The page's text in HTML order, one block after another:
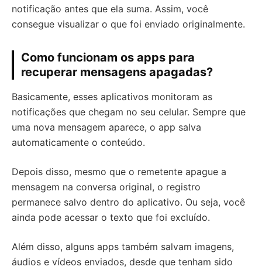
notificação antes que ela suma. Assim, você
consegue visualizar o que foi enviado originalmente.
Como funcionam os apps para
recuperar mensagens apagadas?
Basicamente, esses aplicativos monitoram as
notificações que chegam no seu celular. Sempre que
uma nova mensagem aparece, o app salva
automaticamente o conteúdo.
Depois disso, mesmo que o remetente apague a
mensagem na conversa original, o registro
permanece salvo dentro do aplicativo. Ou seja, você
ainda pode acessar o texto que foi excluído.
Além disso, alguns apps também salvam imagens,
áudios e vídeos enviados, desde que tenham sido